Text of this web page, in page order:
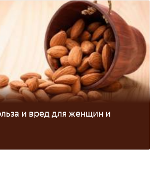
и вред для женщин и